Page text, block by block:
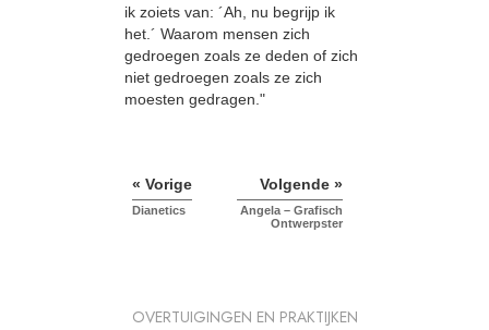
ik zoiets van: ´Ah, nu begrijp ik
het.´ Waarom mensen zich
gedroegen zoals ze deden of zich
niet gedroegen zoals ze zich
moesten gedragen."
« Vorige
Dianetics
Volgende »
Angela – Grafisch
Ontwerpster
OVERTUIGINGEN EN PRAKTIJKEN